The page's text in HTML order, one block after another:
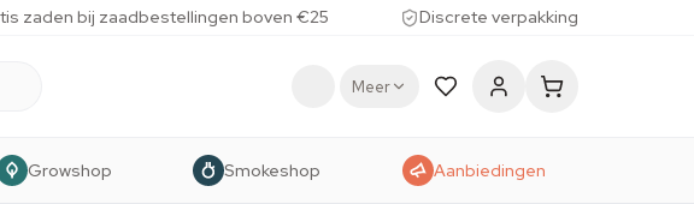
zaden bij zaadbestellingen boven €25 Discrete verpakking
Meer
Growshop Smokeshop Aanbiedingen